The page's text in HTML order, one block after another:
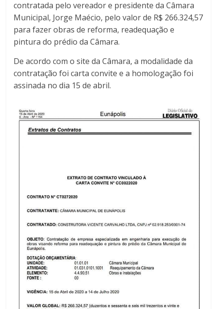
contratada pelo vereador e presidente da Câmara
Municipal, Jorge Maécio, pelo valor de R$ 266.324,57
para fazer obras de reforma, readequação e
pintura do prédio da Câmara.
De acordo com o site da Câmara, a modalidade da
contratação foi carta convite e a homologação foi
assinada no dia 15 de abril.